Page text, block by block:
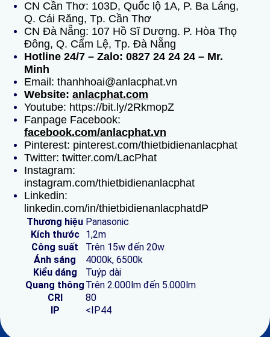
CN Cần Thơ: 103D, Quốc lộ 1A, P. Ba Láng,
Q. Cái Răng, Tp. Cần Thơ
CN Đà Nẵng: 107 Hồ Sĩ Dương. P. Hòa Thọ
Đông, Q. Cẩm Lệ, Tp. Đà Nẵng
Hotline 24/7 – Zalo: 0827 24 24 24 – Mr.
Minh
Email: thanhhoai@anlacphat.vn
Website: anlacphat.com
Youtube: https://bit.ly/2RkmopZ
Fanpage Facebook:
facebook.com/anlacphat.vn
Pinterest: pinterest.com/thietbidienanlacphat
Twitter: twitter.com/LacPhat
Instagram:
instagram.com/thietbidienanlacphat
Linkedin:
linkedin.com/in/thietbidienanlacphatdP
Thương hiệu Panasonic
Kích thước
1,2m
Công suất
Trên 15w đến 20w
Ánh sáng
4000k, 6500k
Kiểu dáng
Tuýp dài
Quang thông Trên 2.000lm đến 5.000lm
CRI
80
IP
<IP44